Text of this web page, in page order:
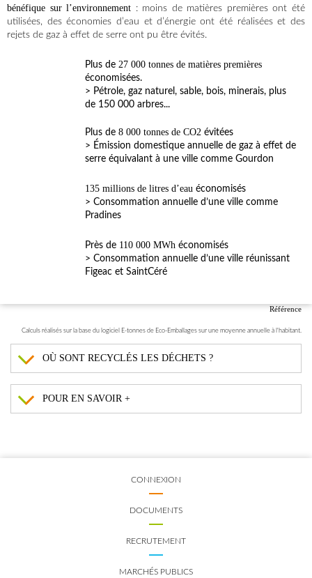
bénéfique sur l’environnement : moins de matières premières ont été
utilisées, des économies d’eau et d’énergie ont été réalisées et des
rejets de gaz à effet de serre ont pu être évités.
Plus de 27 000 tonnes de matières premières
économisées.
> Pétrole, gaz naturel, sable, bois, minerais, plus
de 150 000 arbres...
Plus de 8 000 tonnes de CO2 évitées
> Émission domestique annuelle de gaz à effet de
serre équivalant à une ville comme Gourdon
135 millions de litres d’eau économisés
> Consommation annuelle d’une ville comme
Pradines
Près de 110 000 MWh économisés
> Consommation annuelle d’une ville réunissant
Figeac et SaintCéré
Référence
Calculs réalisés sur la base du logiciel E-tonnes de Eco-Emballages sur une moyenne annuelle à l'habitant.
OÙ SONT RECYCLÉS LES DÉCHETS ?
POUR EN SAVOIR +
CONNEXION
DOCUMENTS
RECRUTEMENT
MARCHÉS PUBLICS